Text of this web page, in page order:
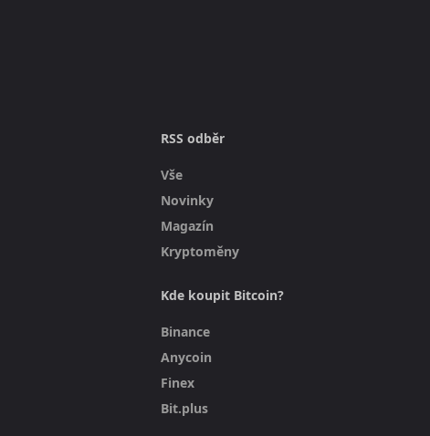
RSS odběr
Vše
Novinky
Magazín
Kryptoměny
Kde koupit Bitcoin?
Binance
Anycoin
Finex
Bit.plus